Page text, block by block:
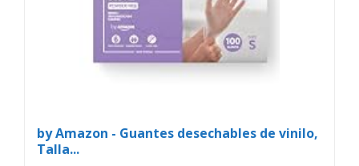
by Amazon - Guantes desechables de vinilo,
Talla...